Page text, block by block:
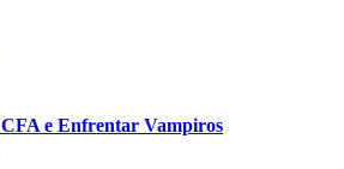
CFA e Enfrentar Vampiros